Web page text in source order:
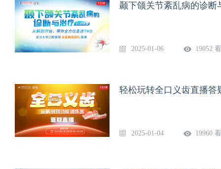
颞下颌关节紊乱病的诊断
2025-01-06 19052
轻松玩转全口义齿直播答
2025-01-04 19960